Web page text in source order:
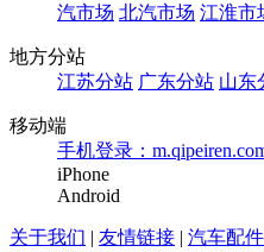
汽市场 北汽市场 江淮市
地方分站
江苏分站 广东分站 山东
移动端
手机登录：
iPhone
Android
关于我们 | 友情链接 | 汽车配